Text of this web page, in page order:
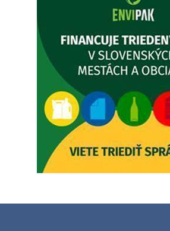
Zajtrajší zvoz odpadu
Vážený občan, zajtra 5. 8. sa bude
4. augusta 2026 15:30
Dnešný zvoz odpadu
Vážený občan, dnes 5. 8. sa zváža
5. augusta 2026 05:00